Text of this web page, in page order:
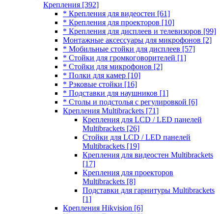
Крепления [392]
* Крепления для видеостен [61]
* Крепления для проекторов [10]
* Крепления для дисплеев и телевизоров [99]
Монтажные аксессуары для микрофонов [2]
* Мобильные стойки для дисплеев [57]
* Стойки для громкоговорителей [1]
* Стойки для микрофонов [2]
* Полки для камер [10]
* Рэковые стойки [16]
* Подставки для наушников [1]
* Столы и подстолья с регулировкой [6]
Крепления Multibrackets [71]
Крепления для LCD / LED панелей
Multibrackets [26]
Стойки для LCD / LED панелей
Multibrackets [19]
Крепления для видеостен Multibrackets
[17]
Крепления для проекторов
Multibrackets [8]
Подставки для гарнитуры Multibrackets
[1]
Крепления Hikvision [6]